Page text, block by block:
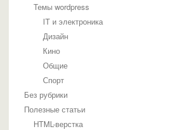
Темы wordpress
IT и электроника
Дизайн
Кино
Общие
Спорт
Без рубрики
Полезные статьи
HTML-верстка